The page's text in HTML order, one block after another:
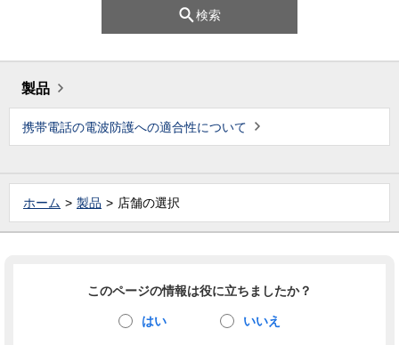
検索
製品
携帯電話の電波防護への適合性について
ホーム 製品 店舗の選択
このページの情報は役に立ちましたか？
はい いいえ